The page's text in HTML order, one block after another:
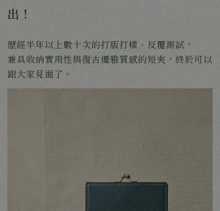
出！
歷經半年以上數十次的打版打樣、反覆測試，
兼具收納實用性與復古優雅質感的短夾，終於可以
跟大家見面了。